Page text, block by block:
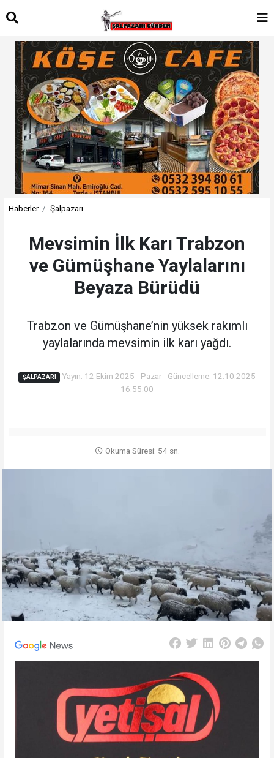
Haberler Şalpazarı
Mevsimin İlk Karı Trabzon
ve Gümüşhane Yaylalarını
Beyaza Bürüdü
Trabzon ve Gümüşhane’nin yüksek rakımlı
yaylalarında mevsimin ilk karı yağdı.
ŞALPAZARI
Yayın: 12 Ekim 2025 - Pazar - Güncelleme: 12.10.2025
16:55:00
Okuma Süresi: 54 sn.